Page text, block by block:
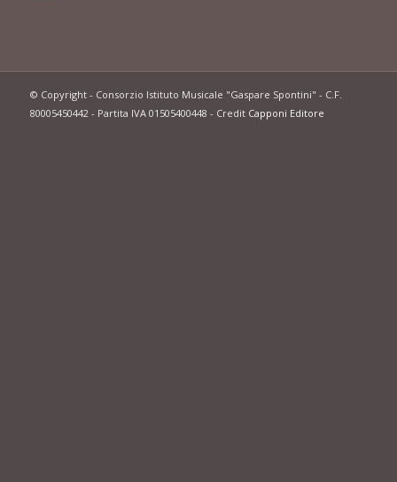
© Copyright - Consorzio Istituto Musicale "Gaspare Spontini" - C.F.
80005450442 - Partita IVA 01505400448 - Credit Capponi Editore